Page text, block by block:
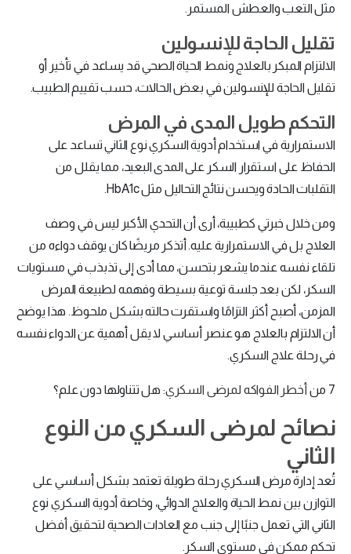
مثل التعب والعطش المستمر.
تقليل الحاجة للإنسولين
الالتزام المبكر بالعلاج ونمط الحياة الصحي قد يساعد في تأخير أو
تقليل الحاجة للإنسولين في بعض الحالات، حسب تقييم الطبيب.
التحكم طويل المدى في المرض
الاستمرارية في استخدام أدوية السكري نوع الثاني تساعد على
الحفاظ على استقرار السكر على المدى البعيد، مما يقلل من
التقلبات الحادة ويحسن نتائج التحاليل مثل HbA1c.
ومن خلال خبرتي كطبيبة، أرى أن التحدي الأكبر ليس في وصف
العلاج بل في الاستمرارية عليه. أتذكر مريضًا كان يوقف دواءه من
تلقاء نفسه عندما يشعر بتحسن، مما أدى إلى تذبذب في مستويات
السكر، لكن بعد جلسة توعية بسيطة وفهمه لطبيعة المرض
المزمن، أصبح أكثر التزامًا واستقرت حالته بشكل ملحوظ. هذا يوضح
أن الالتزام بالعلاج هو عنصر أساسي لا يقل أهمية عن الدواء نفسه
في رحلة علاج السكري.
7 من أخطر الفواكه لمرضى السكري: هل تتناولها دون علم؟
نصائح لمرضى السكري من النوع
الثاني
تُعد إدارة مرض السكري رحلة طويلة تعتمد بشكل أساسي على
التوازن بين نمط الحياة والعلاج الدوائي، وخاصة أدوية السكري نوع
الثاني التي تعمل جنبًا إلى جنب مع العادات الصحية لتحقيق أفضل
تحكم ممكن في مستوى السكر.